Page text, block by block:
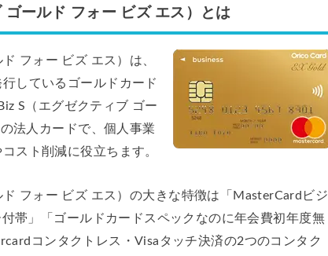
ールド フォー ビズ エス）とは
フォー ビズ エス）は、
しているゴールドカード
S（エグゼクティブ ゴー
法人カードで、個人事業
スト削減に役立ちます。
フォー ビズ エス）の大きな特徴は「MasterCardビジ
帯」「ゴールドカードスペックなのに年会費初年度無
コンタクトレス・Visaタッチ決済の2つのコンタク